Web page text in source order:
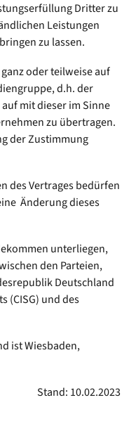
Dritter zu
Leistungen
zu lassen.
oder teilweise auf
d.h. der
mit dieser im Sinne
zu übertragen.
der Zustimmung
des Vertrages bedürfen
Änderung dieses
unterliegen,
den Parteien,
Deutschland
(CISG) und des
ist Wiesbaden,
Stand: 10.02.2023